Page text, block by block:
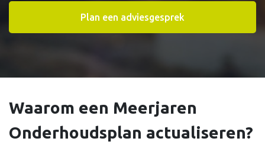
Plan een adviesgesprek
Waarom een Meerjaren
Onderhoudsplan actualiseren?